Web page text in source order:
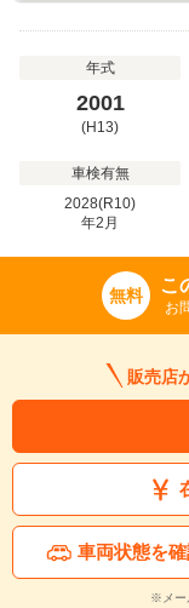
年式
2001
(H13)
車検有無
2028(R10)
年2 月
無料 こ
お
販売店
車両状態を
※メー